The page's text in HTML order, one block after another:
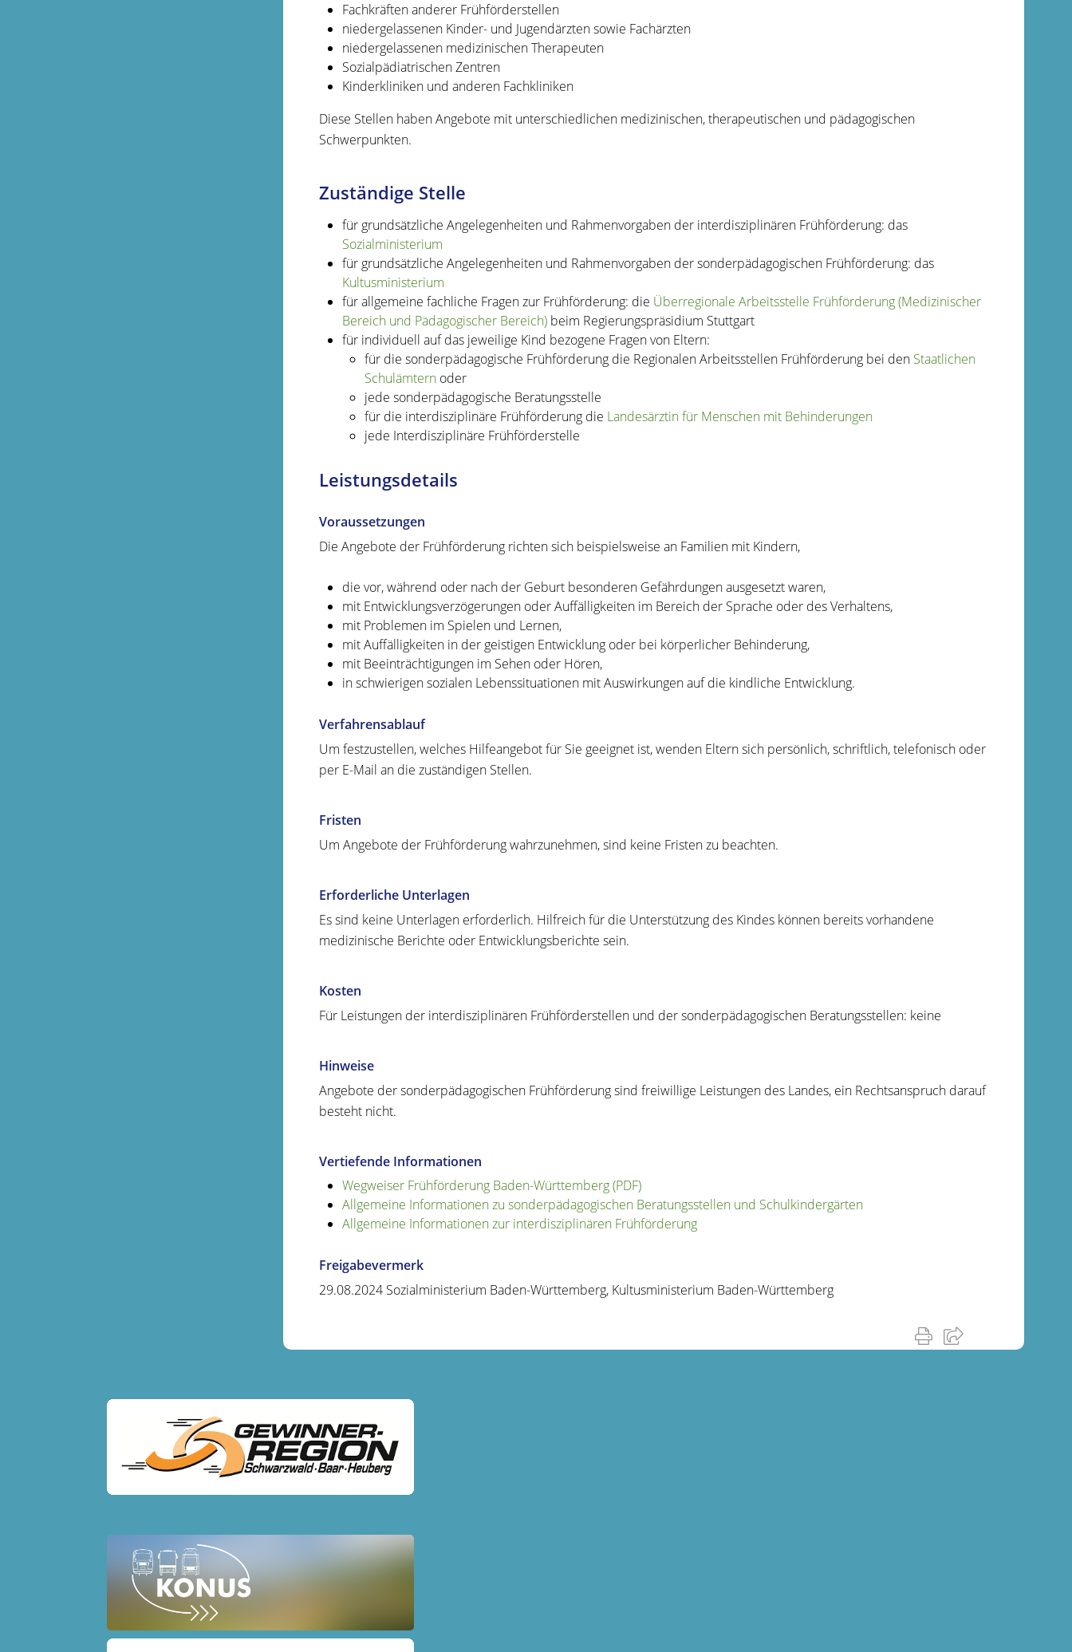
Fachkräften anderer Frühförderstellen
niedergelassenen Kinder- und Jugendärzten sowie Fachärzten
niedergelassenen medizinischen Therapeuten
Sozialpädiatrischen Zentren
Kinderkliniken und anderen Fachkliniken
Diese Stellen haben Angebote mit unterschiedlichen medizinischen, therapeutischen und pädagogischen
Schwerpunkten.
Zuständige Stelle
für grundsätzliche Angelegenheiten und Rahmenvorgaben der interdisziplinären Frühförderung: das
Sozialministerium
für grundsätzliche Angelegenheiten und Rahmenvorgaben der sonderpädagogischen Frühförderung: das
Kultusministerium
für allgemeine fachliche Fragen zur Frühförderung: die Überregionale Arbeitsstelle Frühförderung (Medizinischer
Bereich und Pädagogischer Bereich) beim Regierungspräsidium Stuttgart
für individuell auf das jeweilige Kind bezogene Fragen von Eltern:
für die sonderpädagogische Frühförderung die Regionalen Arbeitsstellen Frühförderung bei den Staatlichen
Schulämtern oder
jede sonderpädagogische Beratungsstelle
für die interdisziplinäre Frühförderung die Landesärztin für Menschen mit Behinderungen
jede Interdisziplinäre Frühförderstelle
Leistungsdetails
Voraussetzungen
Die Angebote der Frühförderung richten sich beispielsweise an Familien mit Kindern,
die vor, während oder nach der Geburt besonderen Gefährdungen ausgesetzt waren,
mit Entwicklungsverzögerungen oder Auffälligkeiten im Bereich der Sprache oder des Verhaltens,
mit Problemen im Spielen und Lernen,
mit Auffälligkeiten in der geistigen Entwicklung oder bei körperlicher Behinderung,
mit Beeinträchtigungen im Sehen oder Hören,
in schwierigen sozialen Lebenssituationen mit Auswirkungen auf die kindliche Entwicklung.
Verfahrensablauf
Um festzustellen, welches Hilfeangebot für Sie geeignet ist, wenden Eltern sich persönlich, schriftlich, telefonisch oder
per E-Mail an die zuständigen Stellen.
Fristen
Um Angebote der Frühförderung wahrzunehmen, sind keine Fristen zu beachten.
Erforderliche Unterlagen
Es sind keine Unterlagen erforderlich. Hilfreich für die Unterstützung des Kindes können bereits vorhandene
medizinische Berichte oder Entwicklungsberichte sein.
Kosten
Für Leistungen der interdisziplinären Frühförderstellen und der sonderpädagogischen Beratungsstellen: keine
Hinweise
Angebote der sonderpädagogischen Frühförderung sind freiwillige Leistungen des Landes, ein Rechtsanspruch darauf
besteht nicht.
Vertiefende Informationen
Wegweiser Frühförderung Baden-Württemberg (PDF)
Allgemeine Informationen zu sonderpädagogischen Beratungsstellen und Schulkindergärten
Allgemeine Informationen zur interdisziplinären Frühförderung
Freigabevermerk
29.08.2024 Sozialministerium Baden-Württemberg, Kultusministerium Baden-Württemberg